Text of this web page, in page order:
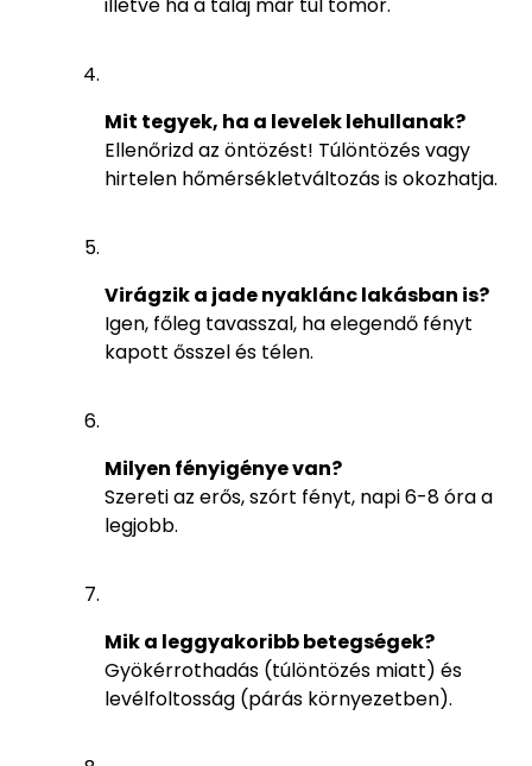
illetve ha a talaj már túl tömör.
Mit tegyek, ha a levelek lehullanak?
Ellenőrizd az öntözést! Túlöntözés vagy
hirtelen hőmérsékletváltozás is okozhatja.
Virágzik a jade nyaklánc lakásban is?
Igen, főleg tavasszal, ha elegendő fényt
kapott ősszel és télen.
Milyen fényigénye van?
Szereti az erős, szórt fényt, napi 6-8 óra a
legjobb.
Mik a leggyakoribb betegségek?
Gyökérrothadás (túlöntözés miatt) és
levélfoltosság (párás környezetben).